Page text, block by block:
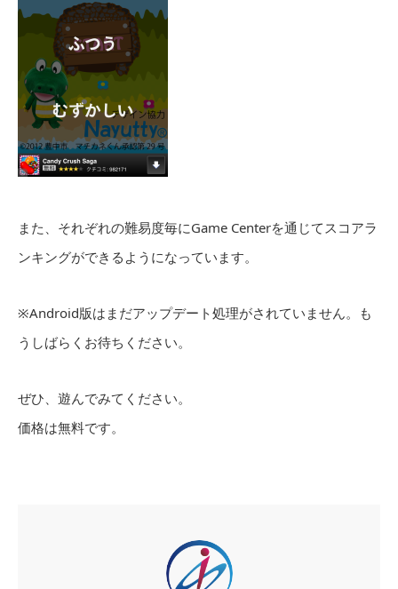
また、それぞれの難易度毎にGame Centerを通じてスコアラ
ンキングができるようになっています。
※Android版はまだアップデート処理がされていません。も
うしばらくお待ちください。
ぜひ、遊んでみてください。
価格は無料です。